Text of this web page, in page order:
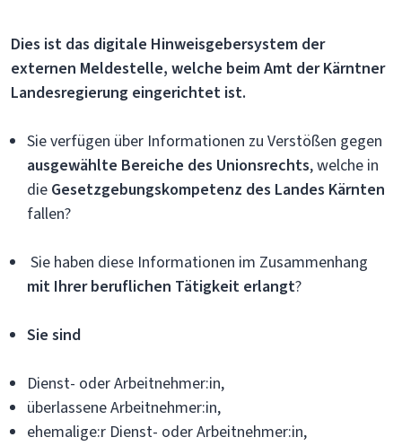
Dies ist das digitale Hinweisgebersystem der
externen Meldestelle, welche beim Amt der Kärntner
Landesregierung eingerichtet ist.
Sie verfügen über Informationen zu Verstößen gegen
ausgewählte Bereiche des Unionsrechts, welche in
die Gesetzgebungskompetenz des Landes Kärnten
fallen?
Sie haben diese Informationen im Zusammenhang
mit Ihrer beruflichen Tätigkeit erlangt?
Sie sind
Dienst- oder Arbeitnehmer:in,
überlassene Arbeitnehmer:in,
ehemalige:r Dienst- oder Arbeitnehmer:in,